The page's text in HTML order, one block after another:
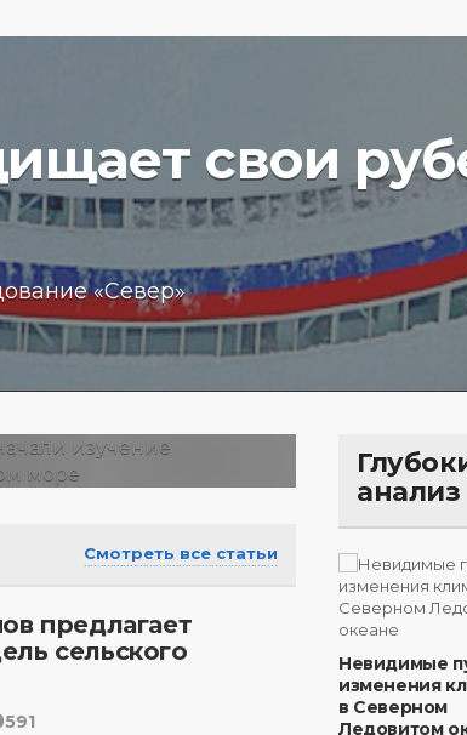
свои
«Север»
Смотреть все статьи
предлагает
сельского
591
анализ
Невидимые
изменения
в Северном
Ледовитом